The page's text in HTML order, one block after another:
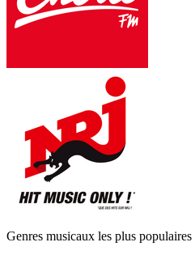
Genres musicaux les plus populaires